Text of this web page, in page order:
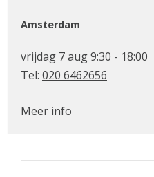
Amsterdam
vrijdag 7 aug 9:30 - 18:00
Tel: 020 6462656
Meer info